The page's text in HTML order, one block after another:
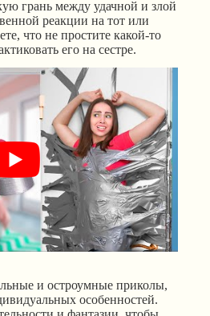
грань между удачной и злой
реакции на тот или
что не простите какой-то
его на сестре.
и остроумные приколы,
особенностей.